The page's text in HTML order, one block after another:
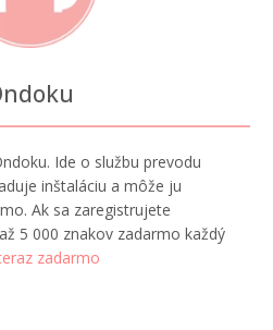
Ide o službu prevodu
inštaláciu a môže ju
Ak sa zaregistrujete
5 000 znakov zadarmo každý
zadarmo